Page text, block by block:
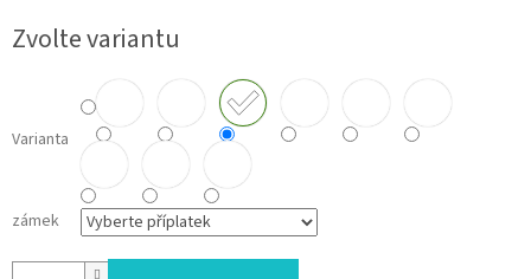
cena:
Zvolte variantu
Varianta
zámek